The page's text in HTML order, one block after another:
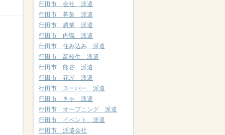
行田市 会社 派遣
行田市 募集 派遣
行田市 農業 派遣
行田市 内職 派遣
行田市 住み込み 派遣
行田市 高校生 派遣
行田市 熊谷 派遣
行田市 花屋 派遣
行田市 スーパー 派遣
行田市 きゃ 派遣
行田市 オープニング 派遣
行田市 イベント 派遣
行田市 派遣会社